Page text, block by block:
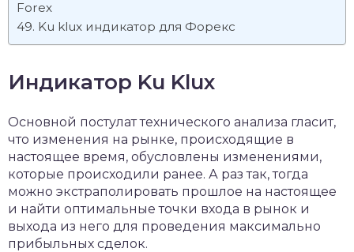
Forex
Ku klux индикатор для Форекс
Индикатор Ku Klux
Основной постулат технического анализа гласит,
что изменения на рынке, происходящие в
настоящее время, обусловлены изменениями,
которые происходили ранее. А раз так, тогда
можно экстраполировать прошлое на настоящее
и найти оптимальные точки входа в рынок и
выхода из него для проведения максимально
прибыльных сделок.